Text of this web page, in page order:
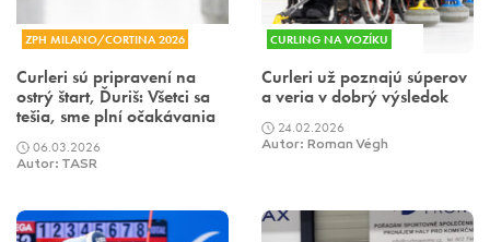
ZPH MILANO/CORTINA 2026
Curleri sú pripravení na
ostrý štart, Ďuriš: Všetci sa
tešia, sme plní očakávania
06.03.2026
Autor: TASR
CURLING NA VOZÍKU
Curleri už poznajú súperov
a veria v dobrý výsledok
24.02.2026
Autor: Roman Végh